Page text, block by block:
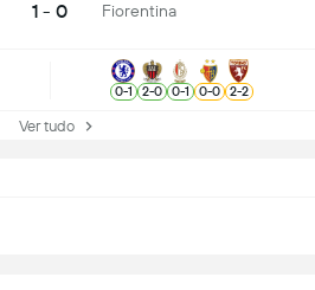
1 - 0 Fiorentina
0-1 2-0 0-1 0-0 2-2
Ver tudo